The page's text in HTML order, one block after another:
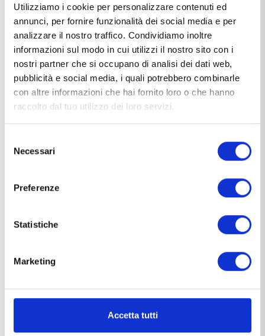
Utilizziamo i cookie per personalizzare contenuti ed
annunci, per fornire funzionalità dei social media e per
analizzare il nostro traffico. Condividiamo inoltre
informazioni sul modo in cui utilizzi il nostro sito con i
nostri partner che si occupano di analisi dei dati web,
pubblicità e social media, i quali potrebbero combinarle
con altre informazioni che hai fornito loro o che hanno
raccolto dal tuo utilizzo dei loro servizi.
delNecessari
Preferenze
Statistiche
Marketing
Accetta tutti
NOW è lieta di annunciare la sua partnership come
Hydration Partner ufficiale delle Fall Series 2025, la
manifestazione che unisce competizione, talento e
passione nel cuore dell’autunno sportivo europeo, in
cui ogni dettaglio conta, l’idratazione diventa un alleato